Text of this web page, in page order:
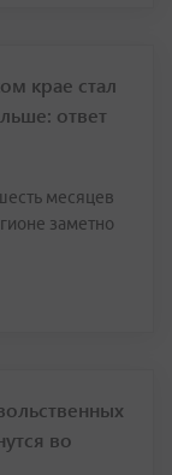
крае стал
ответ
месяцев
заметно
во